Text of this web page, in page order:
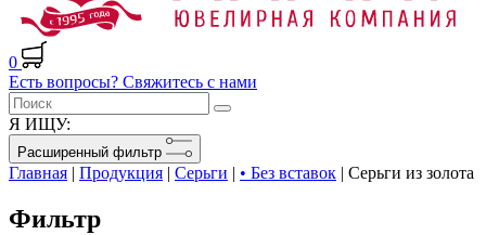
0
Есть вопросы? Свяжитесь с нами
Я ИЩУ:
Расширенный фильтр
Главная | Продукция | Серьги | • Без вставок | Серьги из золота
Фильтр